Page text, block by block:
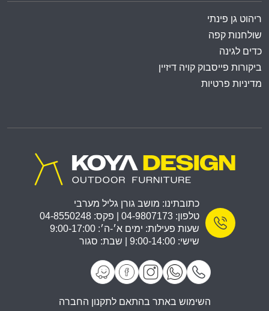
ריהוט גן פינתי
שולחנות קפה
כדים לגינה
ביקורות פייסבוק קויה דיזיין
מדיניות פרטיות
כתובתינו: מושב גורן גליל מערבי
טלפון: 04-9807173 | פקס: 04-8550248
שעות פעילות: ימים א׳-ה׳: 9:00-17:00
שישי: 9:00-14:00 | שבת: סגור
השימוש באתר בהתאם לתקנון החברה